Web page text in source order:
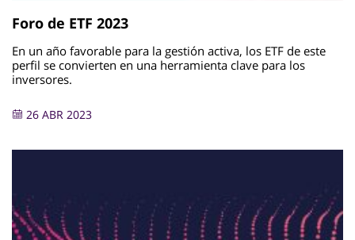
Foro de ETF 2023
En un año favorable para la gestión activa, los ETF de este
perfil se convierten en una herramienta clave para los
inversores.
26 ABR 2023